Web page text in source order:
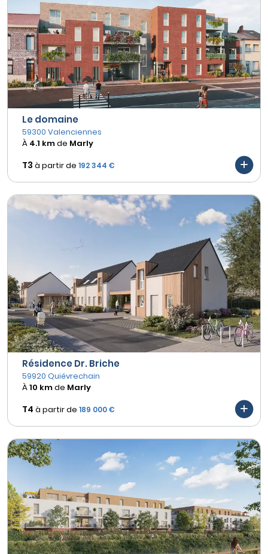
Le domaine
59300 Valenciennes
À 4.1 kmde Marly
T3 à partir de 192 344 €
Résidence Dr. Briche
59920 Quiévrechain
À10 kmde Marly
T4 à partir de 189 000 €